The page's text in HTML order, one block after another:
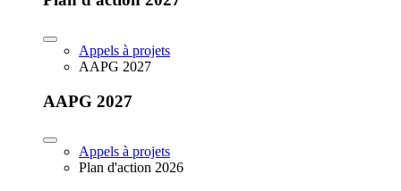
Appels à projets
AAPG 2027
AAPG 2027
Appels à projets
Plan d'action 2026